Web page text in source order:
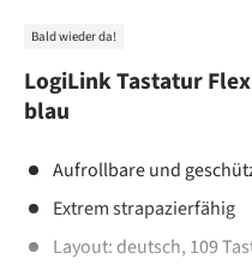
Bald wieder da!
LogiLink Tastatur
blau
Aufrollbare und
Extrem strapazierfähig
Layout: deutsch, 109